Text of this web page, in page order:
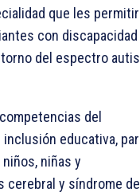
que les
con discapacidad
del espectro
del
educativa,
niñas y
cerebral y síndrome de